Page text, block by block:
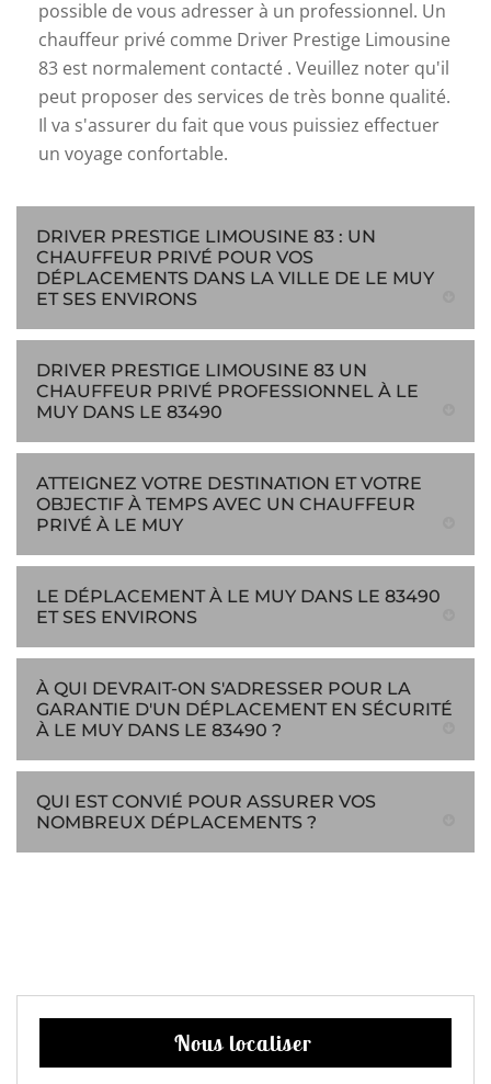
possible de vous adresser à un professionnel. Un
chauffeur privé comme Driver Prestige Limousine
83 est normalement contacté . Veuillez noter qu'il
peut proposer des services de très bonne qualité.
Il va s'assurer du fait que vous puissiez effectuer
un voyage confortable.
DRIVER PRESTIGE LIMOUSINE 83 : UN
CHAUFFEUR PRIVÉ POUR VOS
DÉPLACEMENTS DANS LA VILLE DE LE MUY
ET SES ENVIRONS
DRIVER PRESTIGE LIMOUSINE 83 UN
CHAUFFEUR PRIVÉ PROFESSIONNEL À LE
MUY DANS LE 83490
ATTEIGNEZ VOTRE DESTINATION ET VOTRE
OBJECTIF À TEMPS AVEC UN CHAUFFEUR
PRIVÉ À LE MUY
LE DÉPLACEMENT À LE MUY DANS LE 83490
ET SES ENVIRONS
À QUI DEVRAIT-ON S'ADRESSER POUR LA
GARANTIE D'UN DÉPLACEMENT EN SÉCURITÉ
À LE MUY DANS LE 83490 ?
QUI EST CONVIÉ POUR ASSURER VOS
NOMBREUX DÉPLACEMENTS ?
Nous localiser